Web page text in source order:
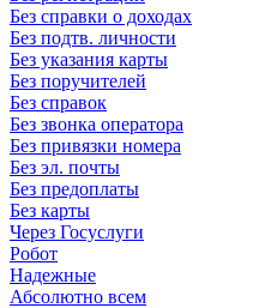
Без справки о доходах
Без подтв. личности
Без указания карты
Без поручителей
Без справок
Без звонка оператора
Без привязки номера
Без эл. почты
Без предоплаты
Без карты
Через Госуслуги
Робот
Надежные
Абсолютно всем